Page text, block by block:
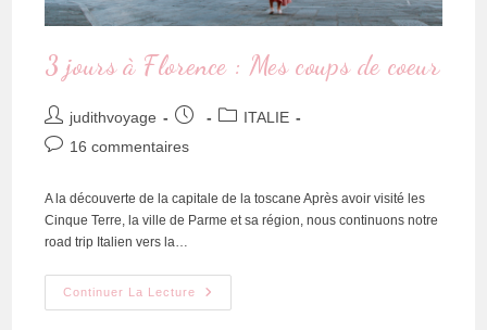
3 jours à Florence : Mes coups de coeur
judithvoyage
ITALIE
16 commentaires
A la découverte de la capitale de la toscane Après avoir visité les
Cinque Terre, la ville de Parme et sa région, nous continuons notre
road trip Italien vers la…
Continuer La Lecture